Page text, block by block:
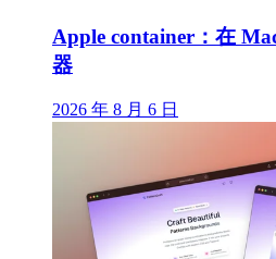
Apple container：在
器
2026 年 8 月 6 日